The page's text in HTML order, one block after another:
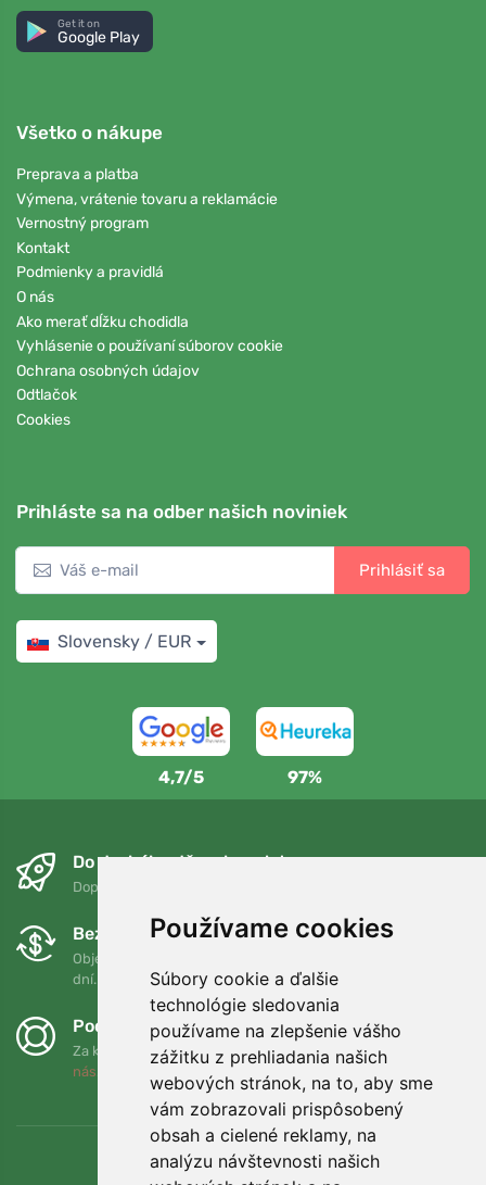
Používame cookies
Súbory cookie a ďalšie
technológie sledovania
používame na zlepšenie vášho
zážitku z prehliadania našich
webových stránok, na to, aby sme
vám zobrazovali prispôsobený
obsah a cielené reklamy, na
analýzu návštevnosti našich
Get it on
Google Play
Všetko o nákupe
Preprava a platba
Výmena, vrátenie tovaru a reklamácie
Vernostný program
Kontakt
Podmienky a pravidlá
O nás
Ako merať dĺžku chodidla
Vyhlásenie o používaní súborov cookie
Ochrana osobných údajov
Odtlačok
Cookies
Prihláste sa na odber našich noviniek
Prihlásiť sa
Slovensky / EUR
4,7/5 97%
Do druhého dňa a bezplatne
Doprava zadarmo pri objednávkach nad 75 EUR
Bezplatná výmena a vrátenie tovaru
Objednávku môžete kedykoľvek vrátiť alebo vymeniť do 90
dní.
Podporujeme Trees.org
Za každú objednávku zasadíme strom! Prečítajte si viac
nás